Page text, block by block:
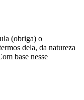
(obriga) o
dela, da natureza
base nesse